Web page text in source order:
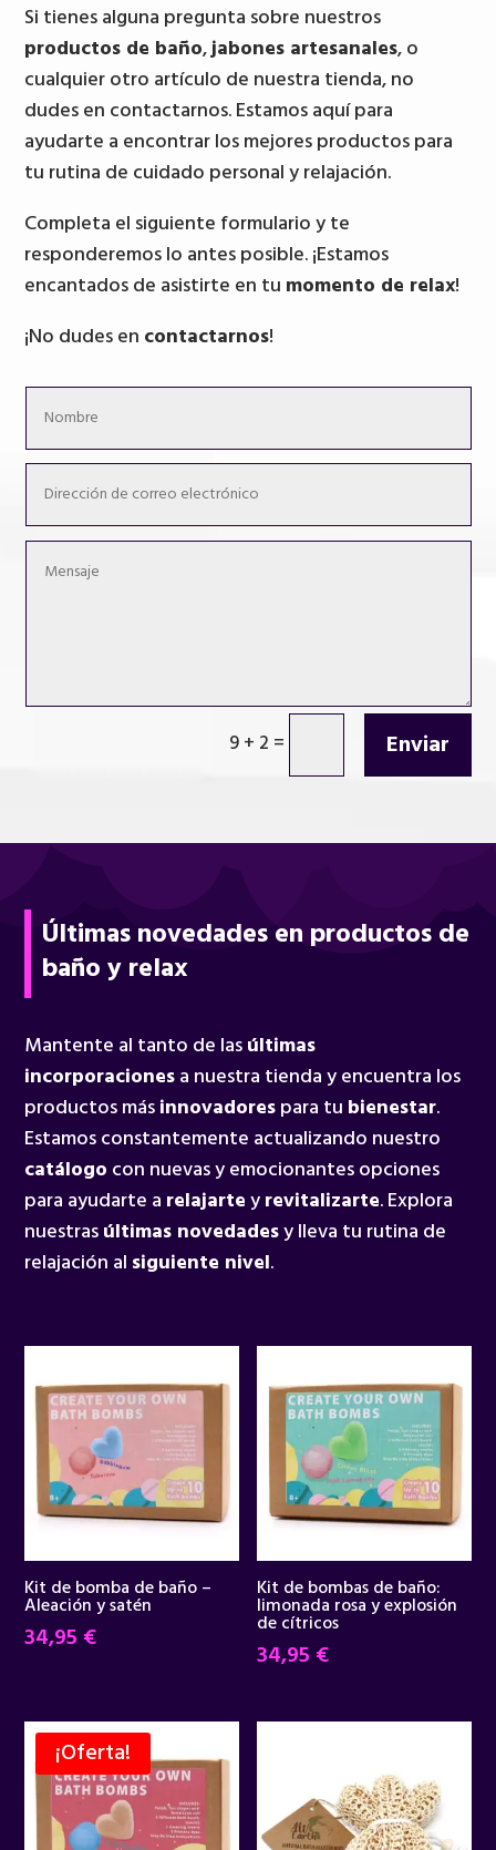
Si tienes alguna pregunta sobre nuestros
productos de baño,jabones artesanales, o
cualquier otro artículo de nuestra tienda, no
dudes en contactarnos. Estamos aquí para
ayudarte a encontrar los mejores productos para
tu rutina de cuidado personal y relajación.
Completa el siguiente formulario y te
responderemos lo antes posible. ¡Estamos
encantados de asistirte en tu momento de relax!
¡No dudes en contactarnos!
9 + 2 = Enviar
Últimas novedades en productos de
baño y relax
Mantente al tanto de lasúltimas
incorporacionesa nuestra tienda y encuentra los
productos másinnovadorespara tu bienestar.
Estamos constantemente actualizando nuestro
catálogo con nuevas y emocionantes opciones
para ayudarte a relajarteyrevitalizarte. Explora
nuestrasúltimas novedadesy lleva tu rutina de
relajación al siguiente nivel.
Kit de bomba de baño –
Aleación y satén
34,95 €
Kit de bombas de baño:
limonada rosa y explosión
de cítricos
34,95 €
¡Oferta!